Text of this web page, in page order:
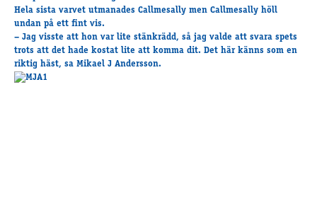
Ledningsgrupp
Kontakt
Styrelsen
Hela sista varvet utmanades Callmesally men Callmesally höll
undan på ett fint vis.
– Jag visste att hon var lite stänkrädd, så jag valde att svara spets
trots att det hade kostat lite att komma dit. Det här känns som en
riktig häst, sa Mikael J Andersson.